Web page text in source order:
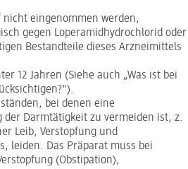
eingenommen werden,
gegen Loperamidhydrochlorid oder
Bestandteile dieses Arzneimittels
12 Jahren (Siehe auch „Was ist bei
bei denen eine
der Darmtätigkeit zu vermeiden ist, z.
Leib, Verstopfung und
leiden. Das Präparat muss bei
(Obstipation),